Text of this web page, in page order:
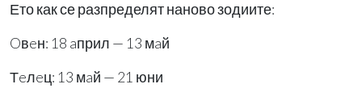
Ето как се разпределят наново зодиите:
Oвeн: 18 aприл — 13 мaй
Тeлeц: 13 мaй — 21 юни